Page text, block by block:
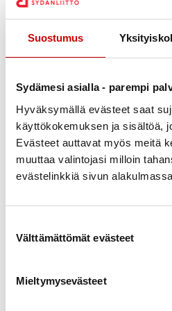
Suostumus
Sydämesi asialla - parempi
Hyväksymällä evästeet saat
käyttökokemuksen ja sisältöä,
Evästeet auttavat myös meitä
muuttaa valintojasi milloin
evästelinkkiä sivun
Välttämättömät evästeet
Mieltymysevästeet
hyödyntäen perinteisen
ratkaisu- ja
tuen tarjoaminen
Pitkäjänteinen kehittämistyö
toiminnan osaksi
terveydenhuollon
”Neuvokas perhe on
palveluvalikoimaneuvoston
elintapaohjauksen ja
2018. Upeaa, että nyt